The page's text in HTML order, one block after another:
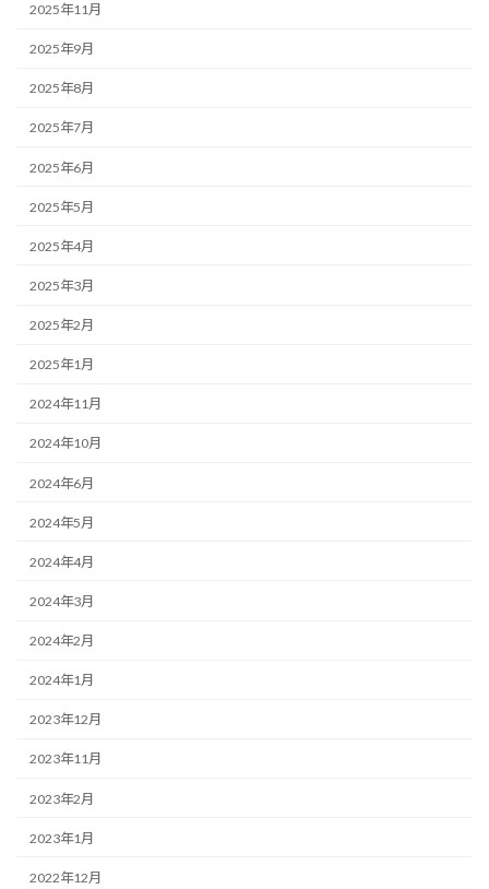
2025年11月
2025年9月
2025年8月
2025年7月
2025年6月
2025年5月
2025年4月
2025年3月
2025年2月
2025年1月
2024年11月
2024年10月
2024年6月
2024年5月
2024年4月
2024年3月
2024年2月
2024年1月
2023年12月
2023年11月
2023年2月
2023年1月
2022年12月